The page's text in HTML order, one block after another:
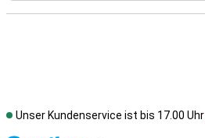
Unser Kundenservice ist bis 17.00 Uhr